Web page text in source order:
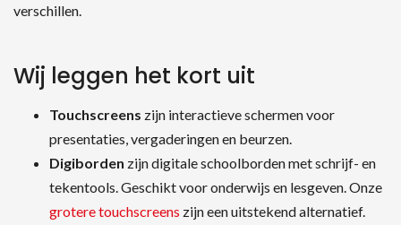
verschillen.
Wij leggen het kort uit
Touchscreens zijn interactieve schermen voor
presentaties, vergaderingen en beurzen.
Digiborden zijn digitale schoolborden met schrijf- en
tekentools. Geschikt voor onderwijs en lesgeven. Onze
grotere touchscreens zijn een uitstekend alternatief.